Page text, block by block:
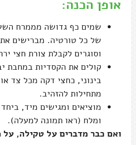
אופן הכנה:
שמים כף גדושה מממרח
של כל טורטיה. מברישים
וסוגרים לקבלת צורת חצי
קולים את הקסדיות במחבת
בינוני, כחצי דקה מכל צד
מתחילות להזהיב.
מוציאים ומגישים מיד,
ומלח (ראו תמונה למעלה).
ואם כבר מדברים על טקילה,